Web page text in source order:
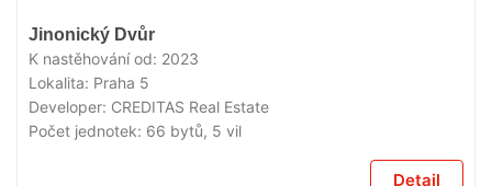
Jinonický Dvůr
K nastěhování od: 2023
Lokalita: Praha 5
Developer: CREDITAS Real Estate
Počet jednotek: 66 bytů, 5 vil
Detail